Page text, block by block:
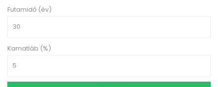
Futamidő (év)
Kamatláb (%)